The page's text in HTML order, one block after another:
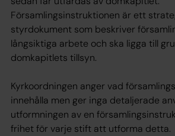
Församlingsinstruktionen är ett
styrdokument som beskriver
långsiktiga arbete och ska ligga till
domkapitlets tillsyn.
Kyrkoordningen anger vad
innehålla men ger inga detaljerade
utformningen av en
frihet för varje stift att utforma detta.